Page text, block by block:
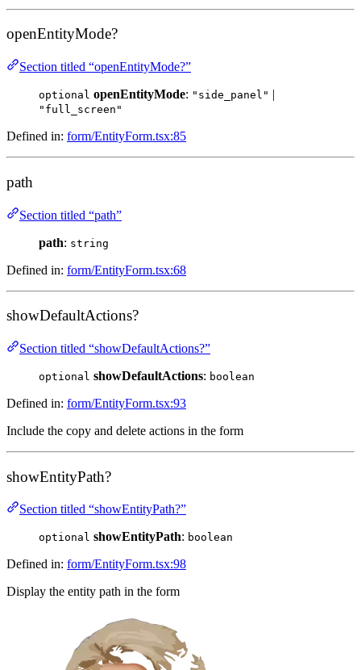
openEntityMode?
Section titled “openEntityMode?”
optional openEntityMode: "side_panel" |
"full_screen"
Defined in: form/EntityForm.tsx:85
path
Section titled “path”
path: string
Defined in: form/EntityForm.tsx:68
showDefaultActions?
Section titled “showDefaultActions?”
optional showDefaultActions: boolean
Defined in: form/EntityForm.tsx:93
Include the copy and delete actions in the form
showEntityPath?
Section titled “showEntityPath?”
optional showEntityPath: boolean
Defined in: form/EntityForm.tsx:98
Display the entity path in the form